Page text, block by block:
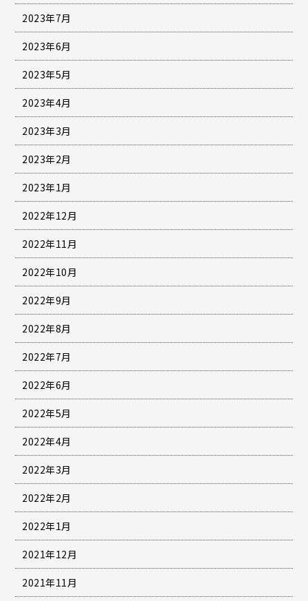
2023年7月
2023年6月
2023年5月
2023年4月
2023年3月
2023年2月
2023年1月
2022年12月
2022年11月
2022年10月
2022年9月
2022年8月
2022年7月
2022年6月
2022年5月
2022年4月
2022年3月
2022年2月
2022年1月
2021年12月
2021年11月